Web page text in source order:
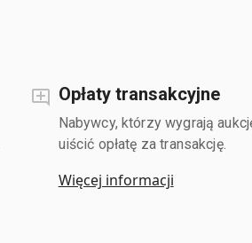
Opłaty transakcyjne
Nabywcy, którzy wygrają
uiścić opłatę za transakcję.
Więcej informacji